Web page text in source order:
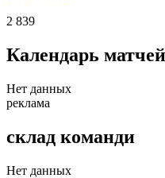
2 839
Календарь матчей
Нет данных
реклама
склад команди
Нет данных